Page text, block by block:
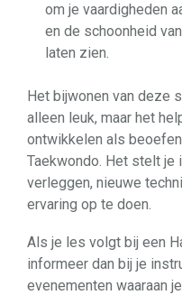
om je vaardigheden
en de schoonheid
laten zien.
Het bijwonen van deze
alleen leuk, maar het
ontwikkelen als
Taekwondo. Het stelt je
verleggen, nieuwe
ervaring op te doen.
Als je les volgt bij een
informeer dan bij je
evenementen waaraan